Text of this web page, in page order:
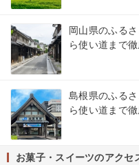
岡山県のふる
ら使い道まで徹
島根県のふる
ら使い道まで徹
お菓子・スイーツのアクセ